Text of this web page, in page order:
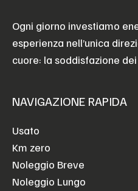
Ogni giorno investiamo
esperienza nell’unica
cuore: la soddisfazione
NAVIGAZIONE RAPIDA
Usato
Km zero
Noleggio Breve
Noleggio Lungo